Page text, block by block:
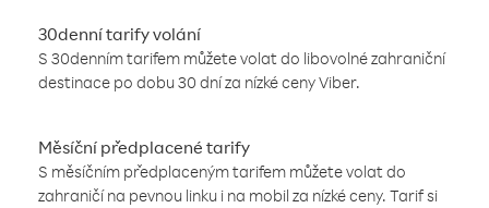
30denní tarify volání
S 30denním tarifem můžete volat do libovolné zahraniční
destinace po dobu 30 dní za nízké ceny Viber.
Měsíční předplacené tarify
S měsíčním předplaceným tarifem můžete volat do
zahraničí na pevnou linku i na mobil za nízké ceny. Tarif si